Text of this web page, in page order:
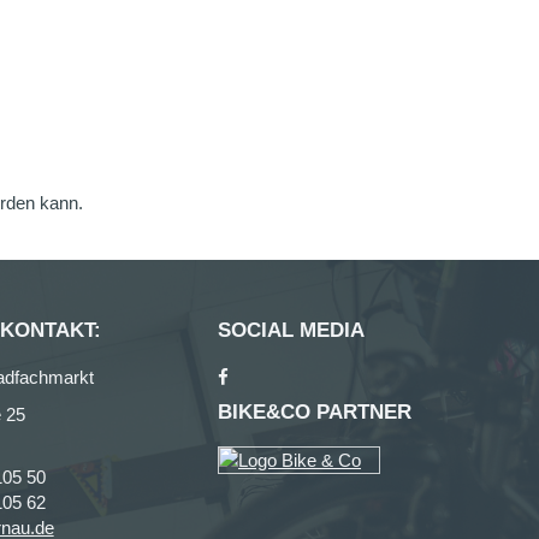
kann.
25
50
62
SOCIAL MEDIA
BIKE&CO PARTNER